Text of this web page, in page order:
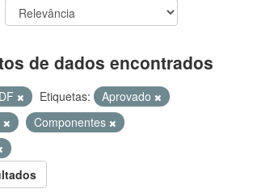
de dados encontrados
Etiquetas:
Aprovado
Componentes